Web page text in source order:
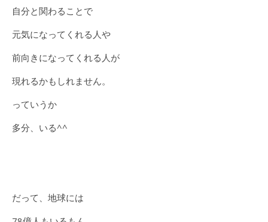
自分と関わることで
元気になってくれる人や
前向きになってくれる人が
現れるかもしれません。
っていうか
多分、いる^^
だって、地球には